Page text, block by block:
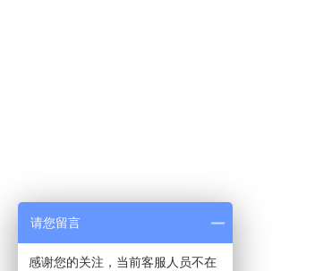
请您留言
感谢您的关注，当前客服人员不在